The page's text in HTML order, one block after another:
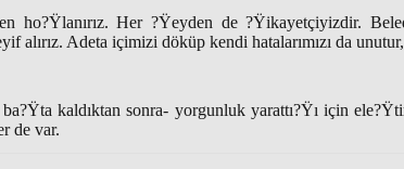
ho?Ÿlanırız. Her ?Ÿeyden de ?Ÿikayetçiyizdir.
alırız. Adeta içimizi döküp kendi hatalarımızı da
kaldıktan sonra- yorgunluk yarattı?Ÿı için
de var.